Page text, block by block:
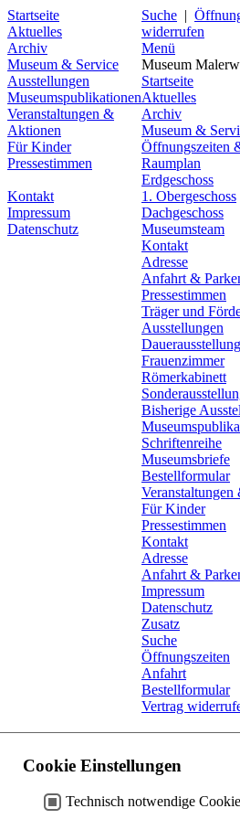
Startseite
Aktuelles
Archiv
Museum & Service
Ausstellungen
Museumspublikationen
Veranstaltungen &
Aktionen
Für Kinder
Pressestimmen
Kontakt
Impressum
Datenschutz
Suche |
widerrufen
Menü
Museum
Startseite
Aktuelles
Archiv
Museum &
Öffnungszeiten
Raumplan
Erdgeschoss
1. Obergeschoss
Dachgeschoss
Museumsteam
Kontakt
Adresse
Anfahrt &
Pressestimmen
Träger und
Ausstellungen
Frauenzimmer
Römerkabinett
Bisherige
Schriftenreihe
Museumsbriefe
Bestellformular
Für Kinder
Pressestimmen
Kontakt
Adresse
Anfahrt &
Impressum
Datenschutz
Zusatz
Suche
Öffnungszeiten
Anfahrt
Bestellformular
Vertrag
Artikel
Cookie Einstellungen
Technisch notwendige